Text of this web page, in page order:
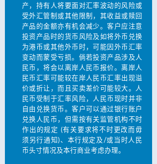
产，持有人将要面对汇率波动的风险或
受外汇管制或其他限制，其收益或赎回
产品的金额亦有机会减少。客户应注意
投资产品时的货币风险及如将外币兑换
为港币或其他外币时，可能因外币汇率
变动而蒙受亏损。倘若投资产品涉及人
民币，将会以离岸人民币报价。离岸人
民币汇率可能较在岸人民币汇率出现溢
价或折让，而且买卖差价可能较大。人
民币受制于汇率风险，人民币现时并非
自由兑换货币。客户可以通过银行账户
兑换人民币，但需按有关监管机构不时
作出的规定 (有关要求将不时更改而毋
须另行通知)、本行规定及/或当时人民
币头寸情况及本行商业考虑办理。